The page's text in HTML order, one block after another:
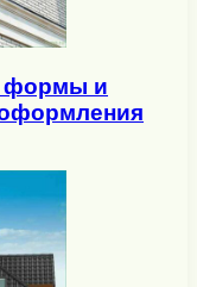
формы и